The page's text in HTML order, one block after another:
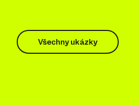
Všechny ukázky